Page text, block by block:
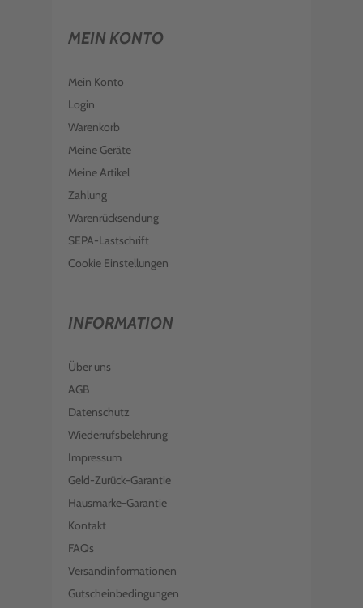
MEIN KONTO
Mein Konto
Login
Warenkorb
Meine Geräte
Meine Artikel
Zahlung
Warenrücksendung
SEPA-Lastschrift
Cookie Einstellungen
INFORMATION
Über uns
AGB
Datenschutz
Wiederrufsbelehrung
Impressum
Geld-Zurück-Garantie
Hausmarke-Garantie
Kontakt
FAQs
Versandinformationen
Gutscheinbedingungen